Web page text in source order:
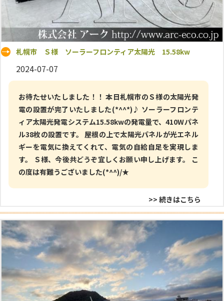
札幌市 Ｓ様 ソーラーフロンティア太陽光 15.58kw
2024-07-07
お待たせいたしました！！ 本日札幌市のＳ様の太陽光発
電の設置が完了いたしました(*^^*)♪ ソーラーフロンテ
ィア太陽光発電システム15.58kwの発電量で、410Wパネ
ル38枚の設置です。 屋根の上で太陽光パネルが光エネル
ギーを電気に換えてくれて、電気の自給自足を実現しま
す。 Ｓ様、今後共どうぞ宜しくお願い申し上げます。 こ
の度は有難うございました(*^^)/★
>> 続きはこちら